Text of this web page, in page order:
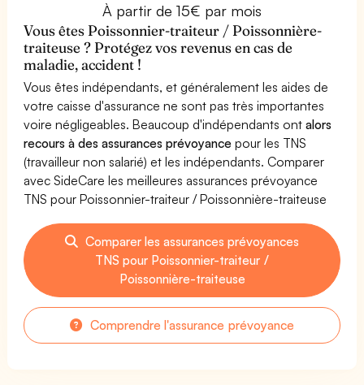
À partir de 15€ par mois
Vous êtes Poissonnier-traiteur / Poissonnière-
traiteuse ? Protégez vos revenus en cas de
maladie, accident !
Vous êtes indépendants, et généralement les aides de
votre caisse d'assurance ne sont pas très importantes
voire négligeables. Beaucoup d'indépendants ontalors
recours à des assurances prévoyance pour les TNS
(travailleur non salarié) et les indépendants. Comparer
avec SideCare les meilleures assurances prévoyance
TNS pour Poissonnier-traiteur / Poissonnière-traiteuse
Comparer les assurances prévoyances
TNS pour Poissonnier-traiteur /
Poissonnière-traiteuse
Comprendre l'assurance prévoyance